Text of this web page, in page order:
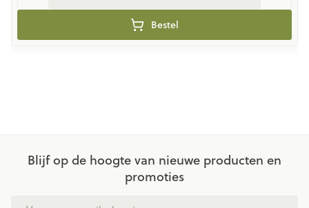
Bestel
Blijf op de hoogte van nieuwe producten en
promoties